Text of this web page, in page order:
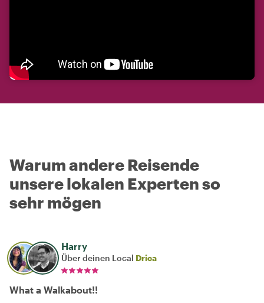
Warum andere Reisende
unsere lokalen Experten so
sehr mögen
Harry
Über deinen Local Drica
What a Walkabout!!